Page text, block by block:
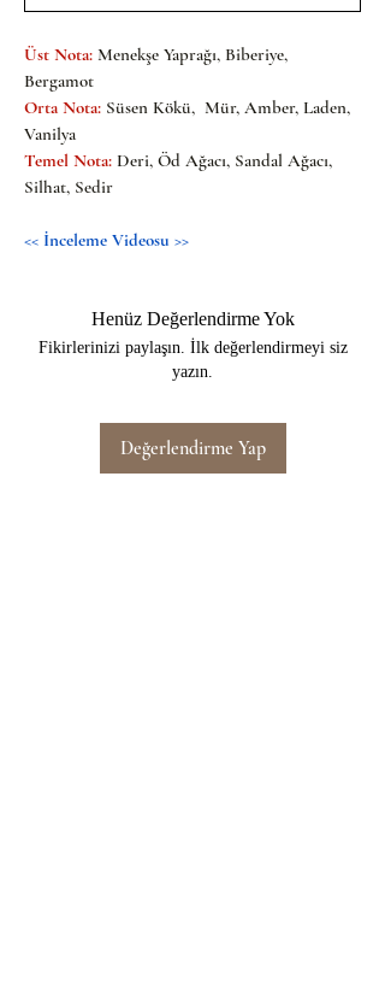
Üst Nota: Menekşe Yaprağı, Biberiye,
Bergamot
Orta Nota: Süsen Kökü,  Mür, Amber, Laden,
Vanilya
Temel Nota: Deri, Öd Ağacı, Sandal Ağacı,
Silhat, Sedir
<< İnceleme Videosu >>
Henüz Değerlendirme Yok
Fikirlerinizi paylaşın. İlk değerlendirmeyi siz
yazın.
Değerlendirme Yap